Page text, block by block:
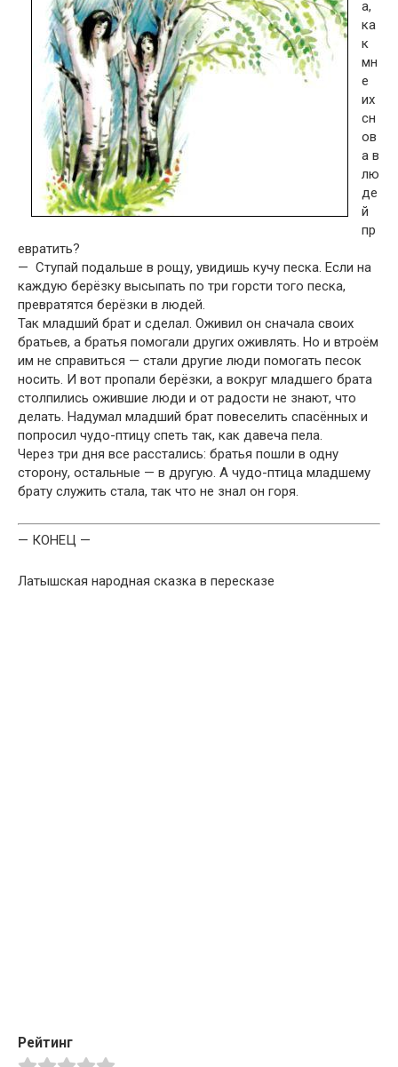
а,
ка
к
мн
е
их
сн
ов
а в
лю
де
й
пр
евратить?
— Ступай подальше в рощу, увидишь кучу песка. Если на
каждую бе­рёзку высыпать по три горсти того песка,
превратятся берёзки в людей.
Так младший брат и сделал. Оживил он сначала своих
братьев, а бра­тья помогали других оживлять. Но и втроём
им не справиться — стали другие люди помогать песок
носить. И вот пропали берёзки, а вокруг младшего брата
столпились ожившие люди и от радости не знают, что
де­лать. Надумал младший брат повеселить спасённых и
попросил чудо-пти­цу спеть так, как давеча пела.
Через три дня все расстались: братья пошли в одну
сторону, осталь­ные — в другую. А чудо-птица младшему
брату служить стала, так что не знал он горя.
— КОНЕЦ —
Латышская народная сказка в пересказе
Рейтинг